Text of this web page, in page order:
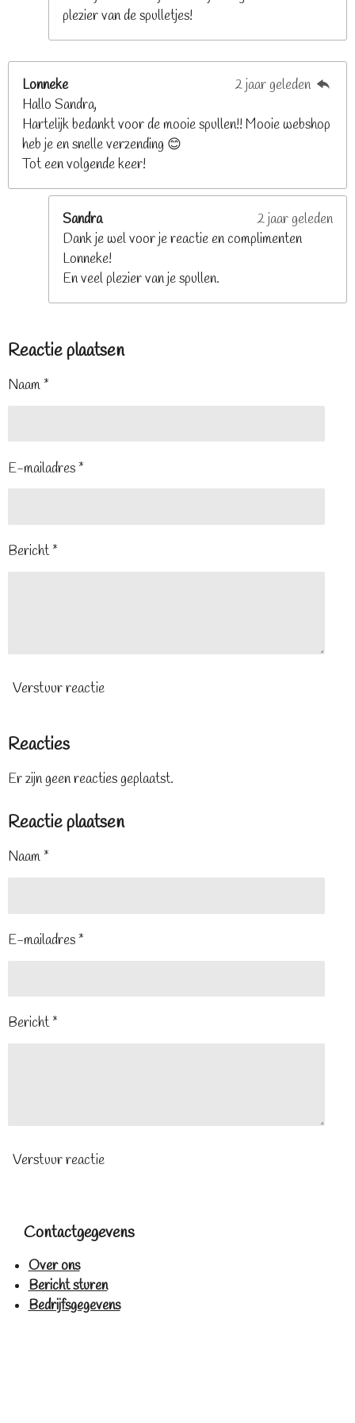
plezier van de spulletjes!
Lonneke
2 jaar geleden
Hallo Sandra,
Hartelijk bedankt voor de mooie spullen!! Mooie webshop
heb je en snelle verzending 😊
Tot een volgende keer!
Sandra
2 jaar geleden
Dank je wel voor je reactie en complimenten
Lonneke!
En veel plezier van je spullen.
Reactie plaatsen
Naam *
E-mailadres *
Bericht *
Verstuur reactie
Reacties
Er zijn geen reacties geplaatst.
Reactie plaatsen
Naam *
E-mailadres *
Bericht *
Verstuur reactie
Contactgegevens
Over ons
Bericht sturen
Bedrijfsgegevens